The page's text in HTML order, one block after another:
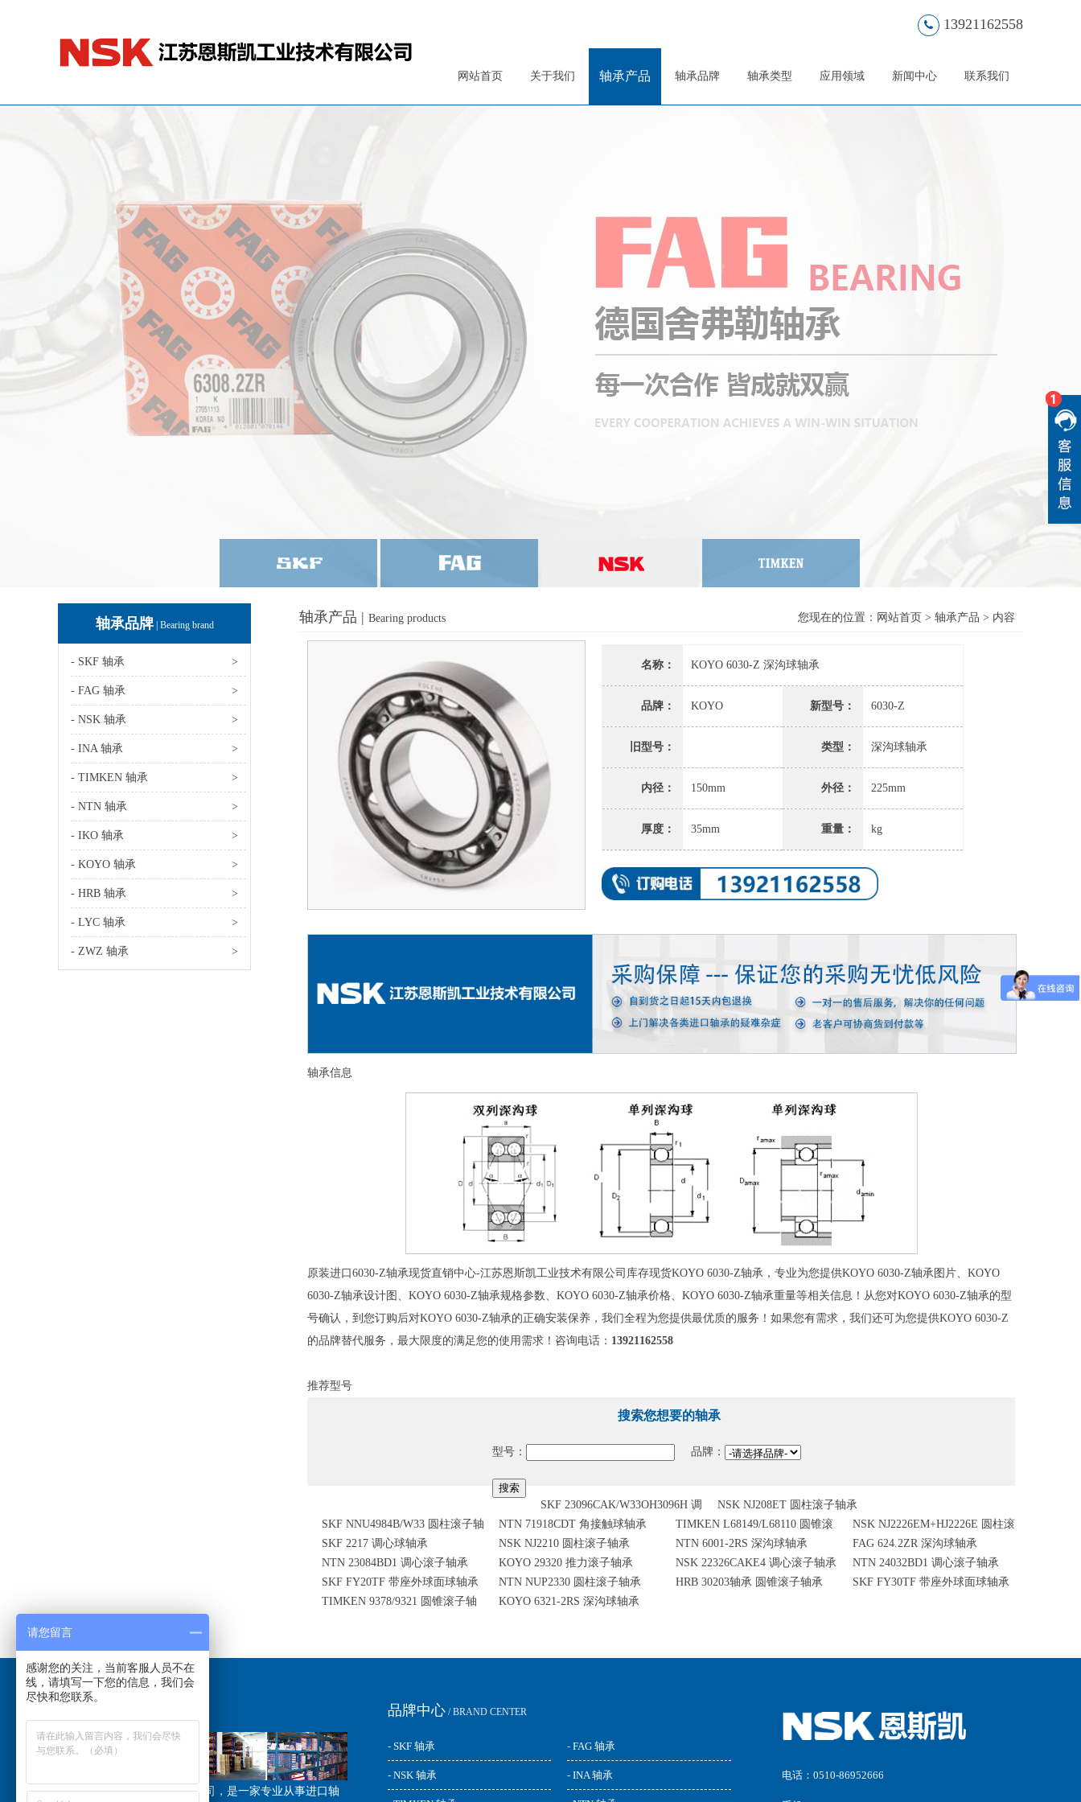
13921162558
网站首页 关于我们 轴承产品 轴承品牌 轴承类型 应用领域 新闻中心 联系我们
轴承品牌| Bearing brand
- SKF 轴承 >
- FAG 轴承 >
- NSK 轴承 >
- INA 轴承 >
- TIMKEN 轴承 >
- NTN 轴承 >
- IKO 轴承 >
- KOYO 轴承 >
- HRB 轴承 >
- LYC 轴承 >
- ZWZ 轴承 >
轴承产品 | Bearing products 您现在的位置： 网站首页 > 轴承产品 > 内容
名称： KOYO 6030-Z 深沟球轴承
品牌： KOYO 新型号： 6030-Z
旧型号： 类型： 深沟球轴承
内径： 150mm 外径： 225mm
厚度： 35mm 重量： kg
轴承信息
原装进口6030-Z轴承现货直销中心-江苏恩斯凯工业技术有限公司库存现货KOYO 6030-Z轴承，专业为您提供KOYO 6030-Z轴承图片、KOYO
6030-Z轴承设计图、KOYO 6030-Z轴承规格参数、KOYO 6030-Z轴承价格、KOYO 6030-Z轴承重量等相关信息！从您对KOYO 6030-Z轴承的型
号确认，到您订购后对KOYO 6030-Z轴承的正确安装保养，我们全程为您提供最优质的服务！如果您有需求，我们还可为您提供KOYO 6030-Z
的品牌替代服务，最大限度的满足您的使用需求！咨询电话： 13921162558
推荐型号
搜索您想要的轴承
型号： 品牌：
SKF 23096CAK/W33OH3096H 调
心滚子轴承
NSK NJ208ET 圆柱滚子轴承
SKF NNU4984B/W33 圆柱滚子轴
承
NTN 71918CDT 角接触球轴承
TIMKEN L68149/L68110 圆锥滚
子轴承
NSK NJ2226EM+HJ2226E 圆柱滚
子轴承
SKF 2217 调心球轴承 NSK NJ2210 圆柱滚子轴承 NTN 6001-2RS 深沟球轴承
FAG 624.2ZR 深沟球轴承
NTN 23084BD1 调心滚子轴承
KOYO 29320 推力滚子轴承 NSK 22326CAKE4 调心滚子轴承
NTN 24032BD1 调心滚子轴承
SKF FY20TF 带座外球面球轴承
NTN NUP2330 圆柱滚子轴承 HRB 30203轴承 圆锥滚子轴承
SKF FY30TF 带座外球面球轴承
TIMKEN 9378/9321 圆锥滚子轴
KOYO 6321-2RS 深沟球轴承
江苏恩斯凯工业技术有限公司，是一家专业从事进口轴
品牌中心 / BRAND CENTER
- SKF 轴承 - FAG 轴承
- NSK 轴承 - INA 轴承 电话：0510-86952666
请您留言
感谢您的关注，当前客服人员不在
线，请填写一下您的信息，我们会
尽快和您联系。